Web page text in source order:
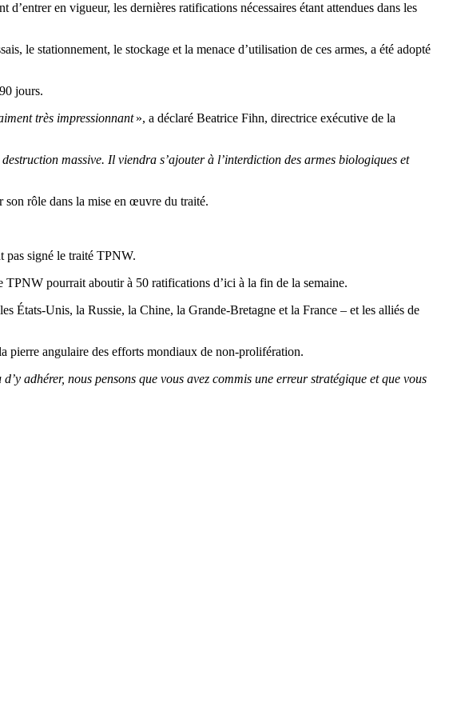
en vigueur, les dernières ratifications nécessaires étant attendues dans les
le stationnement, le stockage et la menace d’utilisation de ces armes, a été adopté
jours.
très impressionnant», a déclaré Beatrice Fihn, directrice exécutive de la
massive. Il viendra s’ajouter à l’interdiction des armes biologiques et
rôle dans la mise en œuvre du traité.
pas signé le traité TPNW.
pourrait aboutir à 50 ratifications d’ici à la fin de la semaine.
États-Unis, la Russie, la Chine, la Grande-Bretagne et la France – et les alliés de
pierre angulaire des efforts mondiaux de non-prolifération.
adhérer, nous pensons que vous avez commis une erreur stratégique et que vous